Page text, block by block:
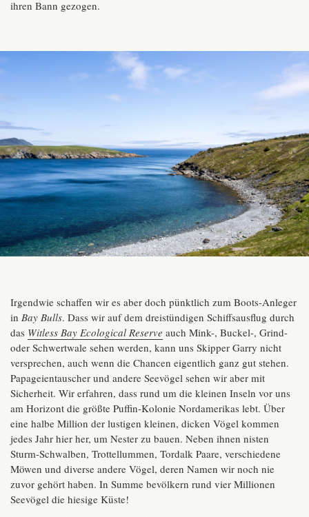
ihren Bann gezogen.
Irgendwie schaffen wir es aber doch pünktlich zum Boots-Anleger
in Bay Bulls. Dass wir auf dem dreistündigen Schiffsausflug durch
das Witless Bay Ecological Reserve auch Mink-, Buckel-, Grind-
oder Schwertwale sehen werden, kann uns Skipper Garry nicht
versprechen, auch wenn die Chancen eigentlich ganz gut stehen.
Papageientauscher und andere Seevögel sehen wir aber mit
Sicherheit. Wir erfahren, dass rund um die kleinen Inseln vor uns
am Horizont die größte Puffin-Kolonie Nordamerikas lebt. Über
eine halbe Million der lustigen kleinen, dicken Vögel kommen
jedes Jahr hier her, um Nester zu bauen. Neben ihnen nisten
Sturm-Schwalben, Trottellummen, Tordalk Paare, verschiedene
Möwen und diverse andere Vögel, deren Namen wir noch nie
zuvor gehört haben. In Summe bevölkern rund vier Millionen
Seevögel die hiesige Küste!